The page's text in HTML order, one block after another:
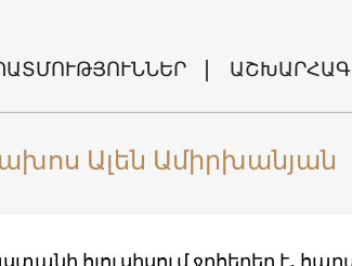
Ալեն Ամիրխանյան